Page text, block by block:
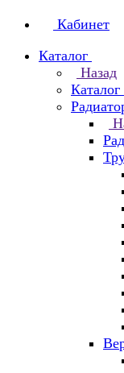
Кабинет
Каталог
Назад
Каталог